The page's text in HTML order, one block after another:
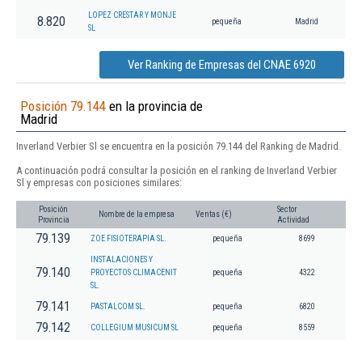
8.820
LOPEZ CRESTAR Y MONJE
SL
pequeña Madrid
Ver Ranking de Empresas del CNAE 6920
Posición 79.144 en la provincia de
Madrid
Inverland Verbier Sl se encuentra en la posición 79.144 del Ranking de Madrid.
A continuación podrá consultar la posición en el ranking de Inverland Verbier
Sl y empresas con posiciones similares:
Posición
Provincia
Nombre de la empresa Ventas (€)
Sector
Actividad
79.139 ZOE FISIOTERAPIA SL. pequeña 8699
79.140
INSTALACIONES Y
PROYECTOS CLIMACENIT
SL.
pequeña 4322
79.141 PASTALCOM SL. pequeña 6820
79.142 COLLEGIUM MUSICUM SL pequeña 8559